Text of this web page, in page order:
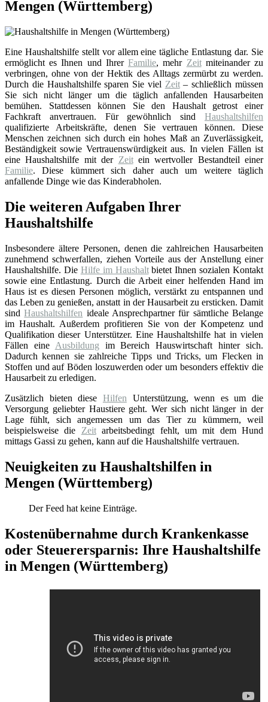
Mengen (Württemberg)
Eine Haushaltshilfe stellt vor allem eine tägliche Entlastung dar. Sie
ermöglicht es Ihnen und IhrerFamilie, mehr Zeitmiteinander zu
verbringen, ohne von der Hektik des Alltags zermürbt zu werden.
Durch die Haushaltshilfe sparen Sie viel Zeit– schließlich müssen
Sie sich nicht länger um die täglich anfallenden Hausarbeiten
bemühen. Stattdessen können Sie den Haushalt getrost einer
Fachkraft anvertrauen. Für gewöhnlich sind Haushaltshilfen
qualifizierte Arbeitskräfte, denen Sie vertrauen können. Diese
Menschen zeichnen sich durch ein hohes Maß an Zuverlässigkeit,
Beständigkeit sowie Vertrauenswürdigkeit aus. In vielen Fällen ist
eine Haushaltshilfe mit der Zeitein wertvoller Bestandteil einer
Familie. Diese kümmert sich daher auch um weitere täglich
anfallende Dinge wie das Kinderabholen.
Die weiteren Aufgaben Ihrer
Haushaltshilfe
Insbesondere ältere Personen, denen die zahlreichen Hausarbeiten
zunehmend schwerfallen, ziehen Vorteile aus der Anstellung einer
Haushaltshilfe. Die Hilfe im Haushaltbietet Ihnen sozialen Kontakt
sowie eine Entlastung. Durch die Arbeit einer helfenden Hand im
Haus ist es diesen Personen möglich, verstärkt zu entspannen und
das Leben zu genießen, anstatt in der Hausarbeit zu ersticken. Damit
sindHaushaltshilfen ideale Ansprechpartner für sämtliche Belange
im Haushalt. Außerdem profitieren Sie von der Kompetenz und
Qualifikation dieser Unterstützer. Eine Haushaltshilfe hat in vielen
Fällen eine Ausbildung im Bereich Hauswirtschaft hinter sich.
Dadurch kennen sie zahlreiche Tipps und Tricks, um Flecken in
Stoffen und auf Böden loszuwerden oder um besonders effektiv die
Hausarbeit zu erledigen.
Zusätzlich bieten diese Hilfen Unterstützung, wenn es um die
Versorgung geliebter Haustiere geht. Wer sich nicht länger in der
Lage fühlt, sich angemessen um das Tier zu kümmern, weil
beispielsweise die Zeitarbeitsbedingt fehlt, um mit dem Hund
mittags Gassi zu gehen, kann auf die Haushaltshilfe vertrauen.
Neuigkeiten zu Haushaltshilfen in
Mengen (Württemberg)
Der Feed hat keine Einträge.
Kostenübernahme durch Krankenkasse
oder Steuerersparnis: Ihre Haushaltshilfe
in Mengen (Württemberg)